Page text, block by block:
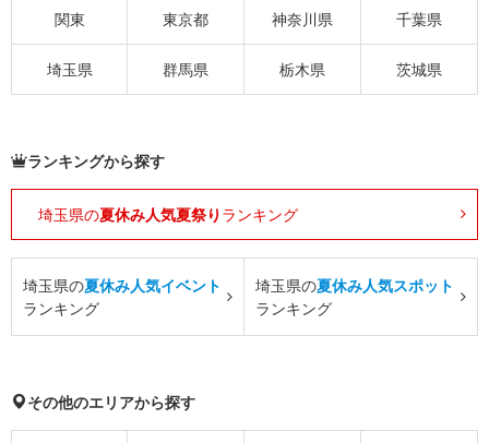
関東 東京都 神奈川県 千葉県
埼玉県 群馬県 栃木県 茨城県
ランキングから探す
埼玉県の夏休み人気夏祭り ランキング
埼玉県の夏休み人気イベント
ランキング
埼玉県の夏休み人気スポット
ランキング
その他のエリアから探す